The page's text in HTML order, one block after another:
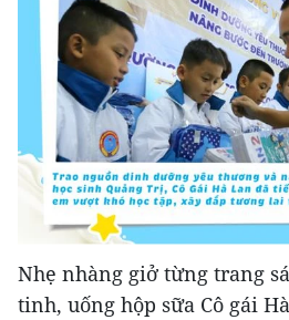
Nhẹ nhàng giở từng trang
tinh, uống hộp sữa Cô gái